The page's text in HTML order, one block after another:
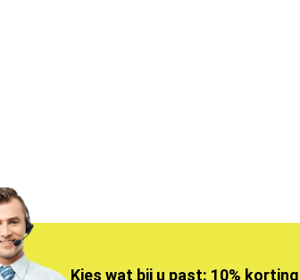
Kies wat bij u past: 10%